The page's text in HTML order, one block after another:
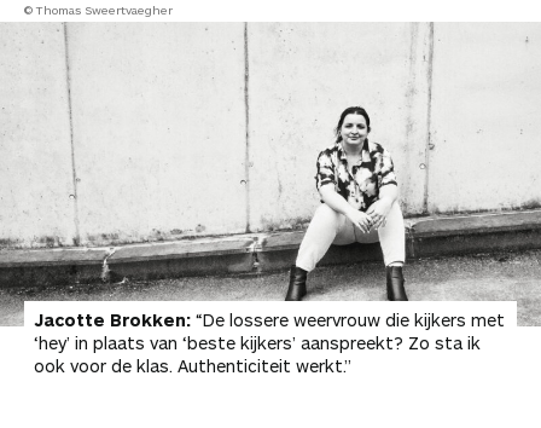
© Thomas Sweertvaegher
Jacotte Brokken: “De lossere weervrouw die kijkers met
‘hey’ in plaats van ‘beste kijkers’ aanspreekt? Zo sta ik
ook voor de klas. Authenticiteit werkt.”